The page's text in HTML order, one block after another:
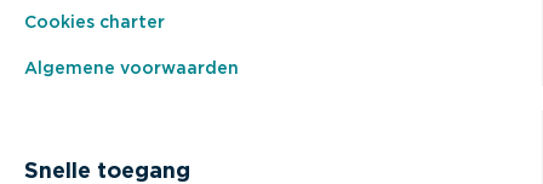
Cookies charter
Algemene voorwaarden
Snelle toegang